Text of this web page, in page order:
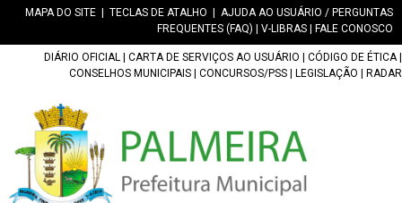
MAPA DO SITE TECLAS DE ATALHO
AJUDA AO USUÁRIO / PERGUNTAS
FREQUENTES (FAQ)
V-LIBRAS FALE CONOSCO
DIÁRIO OFICIAL CARTA DE SERVIÇOS AO USUÁRIO CÓDIGO DE ÉTICA|
CONSELHOS MUNICIPAIS
CONCURSOS/PSS LEGISLAÇÃO RADAR